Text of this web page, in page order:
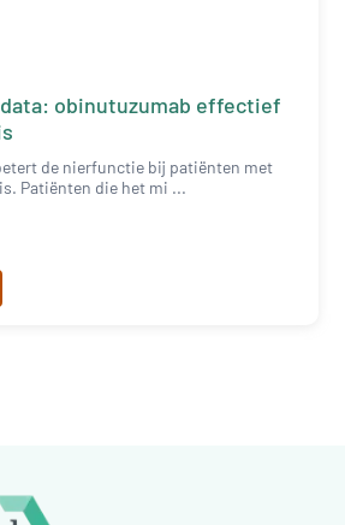
obinutuzumab effectief
de nierfunctie bij patiënten met
Patiënten die het mi ...